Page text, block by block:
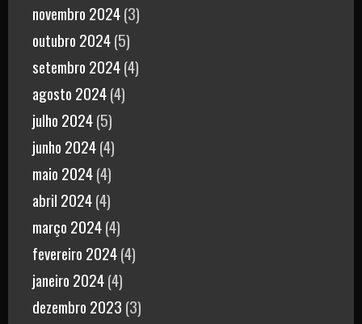
novembro 2024(3)
outubro 2024(5)
setembro 2024(4)
agosto 2024(4)
julho 2024(5)
junho 2024(4)
maio 2024(4)
abril 2024(4)
março 2024(4)
fevereiro 2024(4)
janeiro 2024(4)
dezembro 2023 (3)